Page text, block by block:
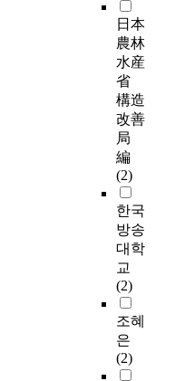
日本
農林
水産
省
構造
改善
局
編
(2)
한국
방송
대학
교
(2)
조혜
은
(2)